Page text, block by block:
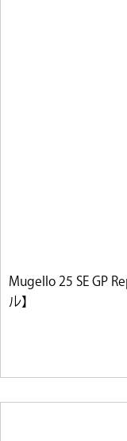
Mugello 25 SE GP
ル】